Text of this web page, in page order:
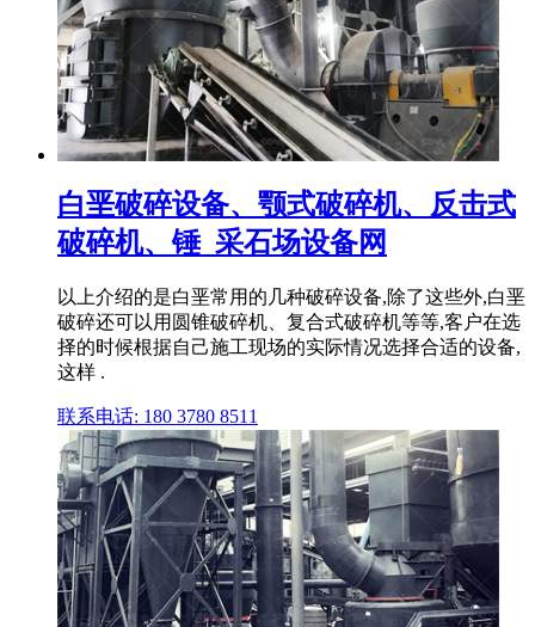
白垩破碎设备、颚式破碎机、反击式
破碎机、锤_采石场设备网
以上介绍的是白垩常用的几种破碎设备,除了这些外,白垩
破碎还可以用圆锥破碎机、复合式破碎机等等,客户在选
择的时候根据自己施工现场的实际情况选择合适的设备,
这样 .
联系电话: 180 3780 8511